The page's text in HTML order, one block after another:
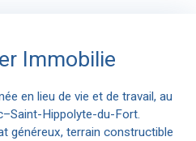
Immobilie
en lieu de vie et de travail, au
Hippolyte-du-Fort.
généreux, terrain constructible